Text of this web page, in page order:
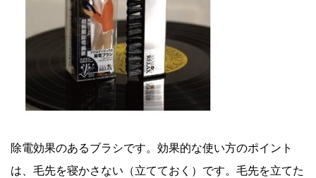
除電効果のあるブラシです。効果的な使い方のポイント
は、毛先を寝かさない（立てておく）です。毛先を立てた